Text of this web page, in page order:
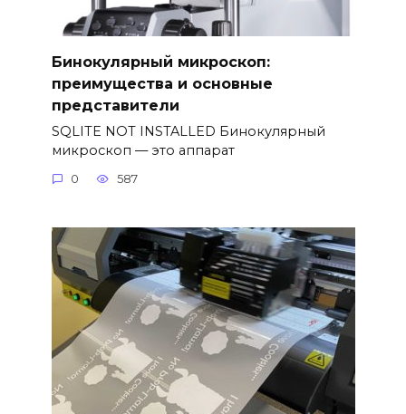
Бинокулярный микроскоп:
преимущества и основные
представители
SQLITE NOT INSTALLED Бинокулярный
микроскоп — это аппарат
0 587